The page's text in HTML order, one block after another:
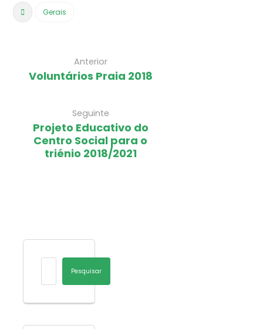
Gerais
Anterior
Voluntários Praia 2018
Seguinte
Projeto Educativo do
Centro Social para o
triénio 2018/2021
Pesquisar